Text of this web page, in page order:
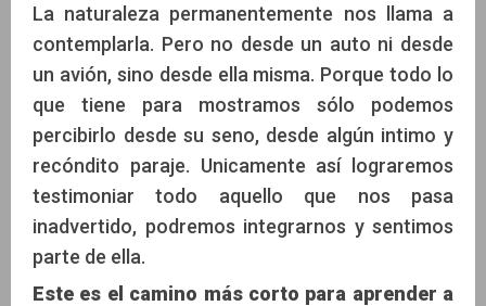
La naturaleza permanentemente nos llama a
contemplarla. Pero no desde un auto ni desde
un avión, sino desde ella misma. Porque todo lo
que tiene para mostramos sólo podemos
percibirlo desde su seno, desde algún intimo y
recóndito paraje. Unicamente así lograremos
testimoniar todo aquello que nos pasa
inadvertido, podremos integrarnos y sentimos
parte de ella.
Este es el camino más corto para aprender a